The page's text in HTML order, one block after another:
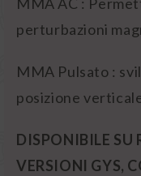
perturbazioni
MMA Pulsato :
posizione
DISPONIBILE SU
VERSIONI GYS,